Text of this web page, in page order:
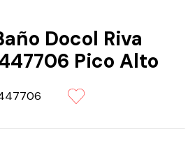
Docol Riva
Pico Alto